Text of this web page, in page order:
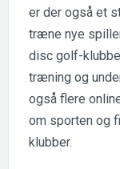
er der også et
træne nye
disc golf-
træning og
også flere
om sporten og
klubber.